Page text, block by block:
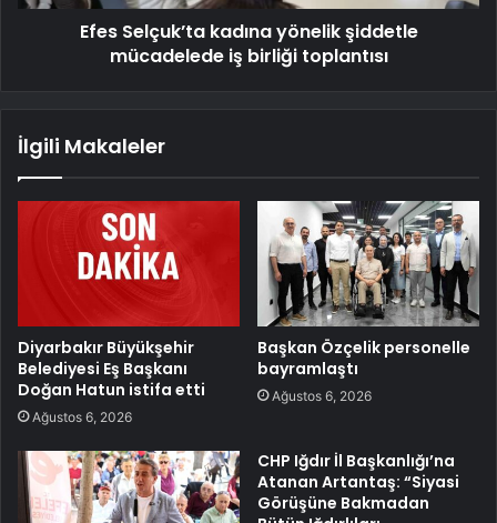
Efes Selçuk’ta kadına yönelik şiddetle
mücadelede iş birliği toplantısı
İlgili Makaleler
Diyarbakır Büyükşehir
Belediyesi Eş Başkanı
Doğan Hatun istifa etti
Ağustos 6, 2026
Başkan Özçelik personelle
bayramlaştı
Ağustos 6, 2026
CHP Iğdır İl Başkanlığı’na
Atanan Artantaş: “Siyasi
Görüşüne Bakmadan